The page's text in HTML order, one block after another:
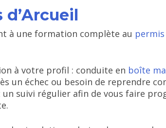
d’Arcueil
à une formation complète au permis
à votre profil : conduite en boîte
un échec ou besoin de reprendre
suivi régulier afin de vous faire